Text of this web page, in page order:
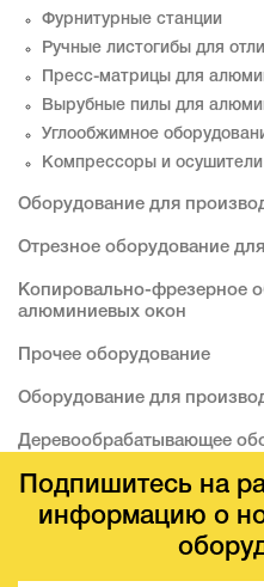
Фурнитурные станции
Ручные листогибы для
Пресс-матрицы для
Вырубные пилы для
Углообжимное
Компрессоры и осушители
Оборудование для
Отрезное оборудование
Копировально-фрезерное
алюминиевых окон
Прочее оборудование
Оборудование для
Деревообрабатывающее
Подпишитесь на
информацию о